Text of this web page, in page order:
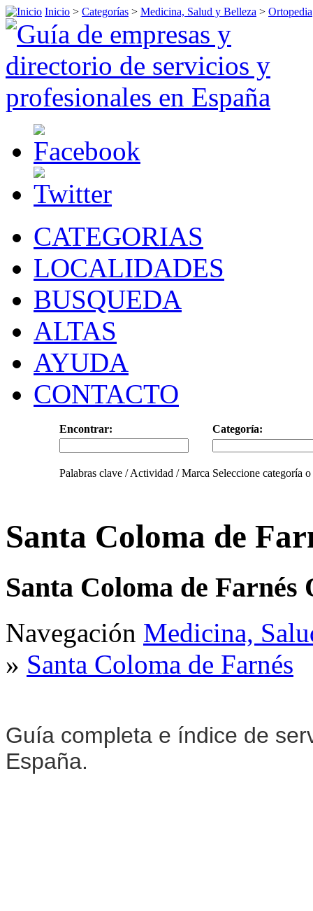
Inicio > Categorías > Medicina, Salud y Belleza > Ortopedia
CATEGORIAS
LOCALIDADES
BUSQUEDA
ALTAS
AYUDA
CONTACTO
Encontrar: Categoría:
Palabras clave / Actividad / Marca Seleccione categoría
Santa Coloma de
Santa Coloma de Farnés
Navegación Medicina,
» Santa Coloma de Farnés
Guía completa e índice de
España.